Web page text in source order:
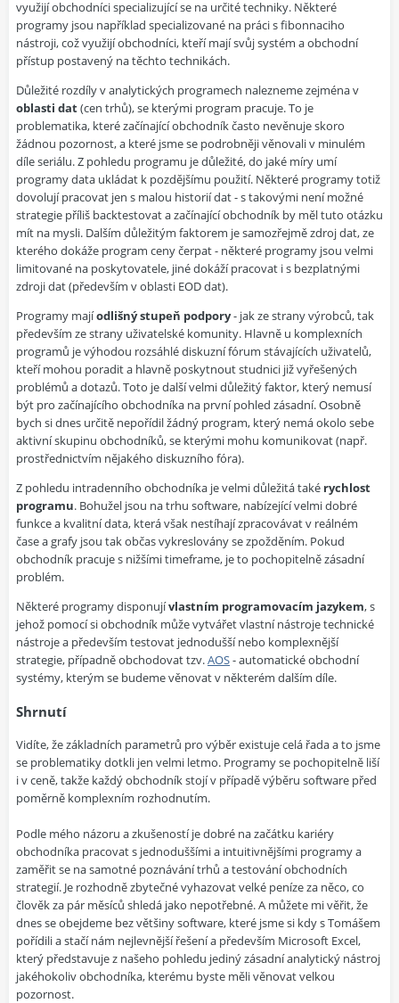
využijí obchodníci specializující se na určité techniky. Některé
programy jsou například specializované na práci s fibonnaciho
nástroji, což využijí obchodníci, kteří mají svůj systém a obchodní
přístup postavený na těchto technikách.
Důležité rozdíly v analytických programech nalezneme zejména v
oblasti dat(cen trhů), se kterými program pracuje. To je
problematika, které začínající obchodník často nevěnuje skoro
žádnou pozornost, a které jsme se podrobněji věnovali v minulém
díle seriálu. Z pohledu programu je důležité, do jaké míry umí
programy data ukládat k pozdějšímu použití. Některé programy totiž
dovolují pracovat jen s malou historií dat - s takovými není možné
strategie příliš backtestovat a začínající obchodník by měl tuto otázku
mít na mysli. Dalším důležitým faktorem je samozřejmě zdroj dat, ze
kterého dokáže program ceny čerpat - některé programy jsou velmi
limitované na poskytovatele, jiné dokáží pracovat i s bezplatnými
zdroji dat (především v oblasti EOD dat).
Programy majíodlišný stupeň podpory- jak ze strany výrobců, tak
především ze strany uživatelské komunity. Hlavně u komplexních
programů je výhodou rozsáhlé diskuzní fórum stávajících uživatelů,
kteří mohou poradit a hlavně poskytnout studnici již vyřešených
problémů a dotazů. Toto je další velmi důležitý faktor, který nemusí
být pro začínajícího obchodníka na první pohled zásadní. Osobně
bych si dnes určitě nepořídil žádný program, který nemá okolo sebe
aktivní skupinu obchodníků, se kterými mohu komunikovat (např.
prostřednictvím nějakého diskuzního fóra).
Z pohledu intradenního obchodníka je velmi důležitá také rychlost
programu. Bohužel jsou na trhu software, nabízející velmi dobré
funkce a kvalitní data, která však nestíhají zpracovávat v reálném
čase a grafy jsou tak občas vykreslovány se zpožděním. Pokud
obchodník pracuje s nižšími timeframe, je to pochopitelně zásadní
problém.
Některé programy disponujívlastním programovacím jazykem, s
jehož pomocí si obchodník může vytvářet vlastní nástroje technické
nástroje a především testovat jednodušší nebo komplexnější
strategie, případně obchodovat tzv.AOS- automatické obchodní
systémy, kterým se budeme věnovat v některém dalším díle.
Shrnutí
Vidíte, že základních parametrů pro výběr existuje celá řada a to jsme
se problematiky dotkli jen velmi letmo. Programy se pochopitelně liší
i v ceně, takže každý obchodník stojí v případě výběru software před
poměrně komplexním rozhodnutím.
Podle mého názoru a zkušeností je dobré na začátku kariéry
obchodníka pracovat s jednoduššími a intuitivnějšími programy a
zaměřit se na samotné poznávání trhů a testování obchodních
strategií. Je rozhodně zbytečné vyhazovat velké peníze za něco, co
člověk za pár měsíců shledá jako nepotřebné. A můžete mi věřit, že
dnes se obejdeme bez většiny software, které jsme si kdy s Tomášem
pořídili a stačí nám nejlevnější řešení a především Microsoft Excel,
který představuje z našeho pohledu jediný zásadní analytický nástroj
jakéhokoliv obchodníka, kterému byste měli věnovat velkou
pozornost.